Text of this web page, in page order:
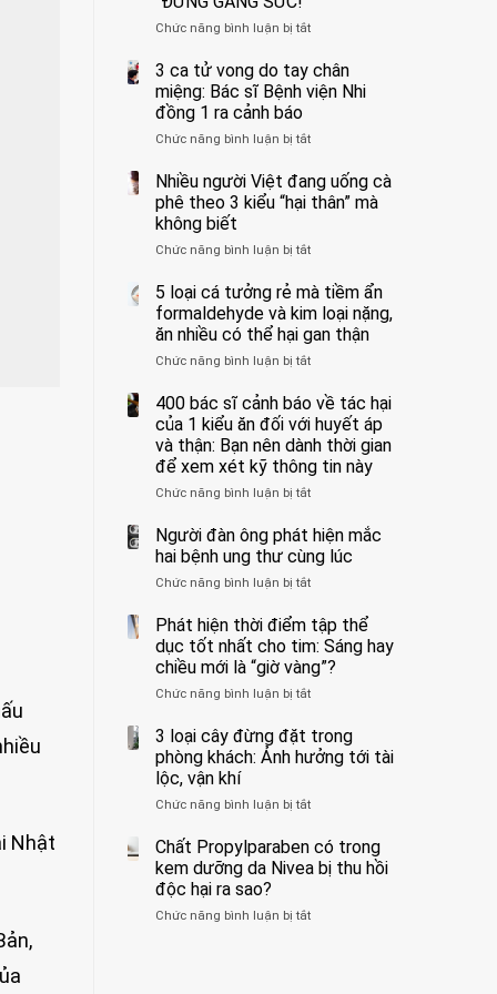
Nhật
bỏ
hoàn
vì
bỏ
cảm
này
suốt
bác
“Xoắn
900
độ,
không
kịp
Chức năng bình luận bị tắtở
đàn
ông
vì…
quá
mạnh
vệ
4
nhóm
người
được
bác
cảnh
báo
“ĐỪNG
GẮNG
SỨC!”
3 ca tử vong do tay chân
miệng: Bác sĩ Bệnh viện Nhi
đồng 1 ra cảnh báo
Chức năng bình luận bị tắtở
ca
tử
tay
miệng:
Bác
Bệnh
viện
đồng
1
ra
cảnh
báo
Nhiều người Việt đang uống cà
phê theo 3 kiểu “hại thân” mà
không biết
Chức năng bình luận bị tắtở
người
Việt
đang
uống
cà
theo
3
kiểu
“hại
thân”
mà
biết
5 loại cá tưởng rẻ mà tiềm ẩn
formaldehyde và kim loại nặng,
ăn nhiều có thể hại gan thận
Chức năng bình luận bị tắtở
loại
cá
tưởng
rẻ
mà
tiềm
formaldehyde
kim
loại
ăn
nhiều
có
thể
hại
thận
400 bác sĩ cảnh báo về tác hại
của 1 kiểu ăn đối với huyết áp
và thận: Bạn nên dành thời gian
để xem xét kỹ thông tin này
Chức năng bình luận bị tắtở
bác
cảnh
báo
tác
hại
của
1
kiểu
đối
với
và
Bạn
nên
Người đàn ông phát hiện mắc
hai bệnh ung thư cùng lúc
Chức năng bình luận bị tắtở
đàn
ông
phát
hiện
mắc
bệnh
ung
lúc
Phát hiện thời điểm tập thể
dục tốt nhất cho tim: Sáng hay
chiều mới là “giờ vàng”?
Chức năng bình luận bị tắtở
hiện
thời
điểm
thể
tốt
nhất
cho
Sáng
3 loại cây đừng đặt trong
phòng khách: Ảnh hưởng tới tài
lộc, vận khí
Chức năng bình luận bị tắtở
loại
cây
đừng
trong
Chất Propylparaben có trong
kem dưỡng da Nivea bị thu hồi
độc hại ra sao?
Chức năng bình luận bị tắtở